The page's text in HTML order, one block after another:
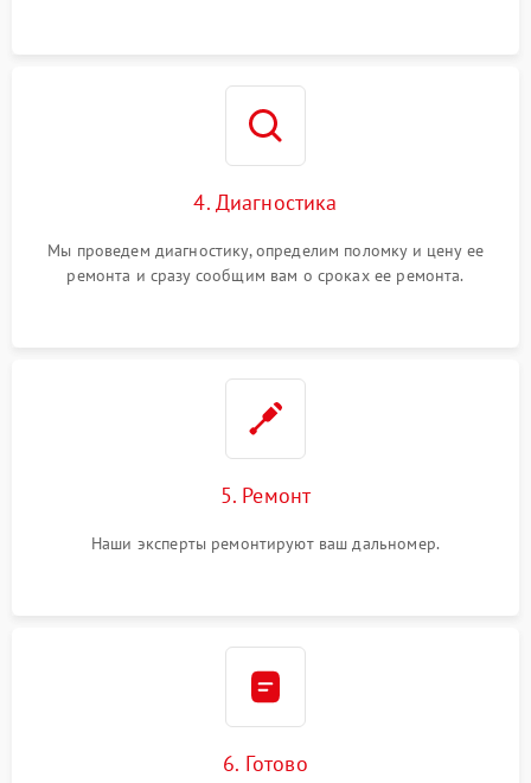
4. Диагностика
Мы проведем диагностику, определим поломку и цену ее
ремонта и сразу сообщим вам о сроках ее ремонта.
5. Ремонт
Наши эксперты ремонтируют ваш дальномер.
6. Готово